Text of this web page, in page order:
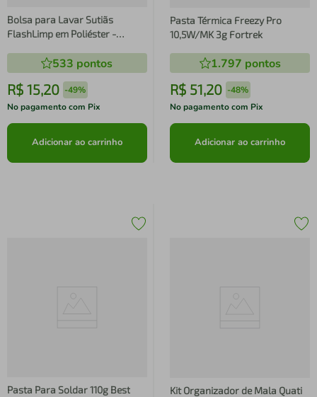
Bolsa para Lavar Sutiãs
FlashLimp em Poliéster -
533 pontos
R$ 15,20 -49%
No pagamento com Pix
Adicionar ao carrinho
Pasta Térmica Freezy Pro
10,5W/MK 3g Fortrek
1.797 pontos
R$ 51,20 -48%
No pagamento com Pix
Adicionar ao carrinho
Pasta Para Soldar 110g Best
Kit Organizador de Mala Quati